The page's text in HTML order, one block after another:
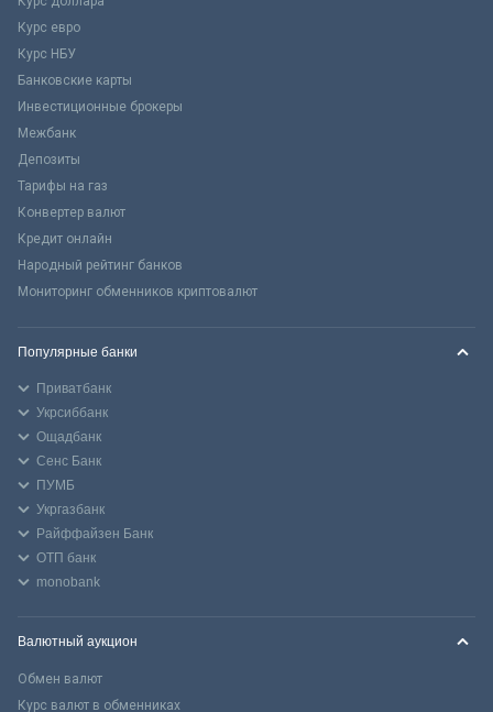
Курс евро
Курс НБУ
Банковские карты
Инвестиционные брокеры
Межбанк
Депозиты
Тарифы на газ
Конвертер валют
Кредит онлайн
Народный рейтинг банков
Мониторинг обменников криптовалют
Популярные банки
Приватбанк
Укрсиббанк
Ощадбанк
Сенс Банк
ПУМБ
Укргазбанк
Райффайзен Банк
ОТП банк
monobank
Валютный аукцион
Обмен валют
Курс валют в обменниках